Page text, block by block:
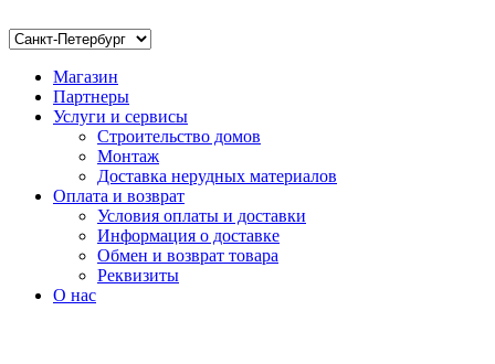
Магазин
Партнеры
Услуги и сервисы
Строительство домов
Монтаж
Доставка нерудных материалов
Оплата и возврат
Условия оплаты и доставки
Информация о доставке
Обмен и возврат товара
Реквизиты
О нас